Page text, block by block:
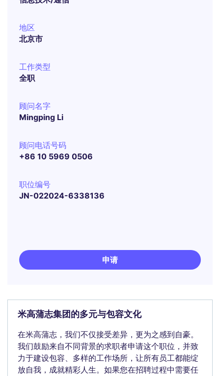
地区
北京市
工作类型
全职
顾问名字
Mingping Li
顾问电话号码
+86 10 5969 0506
职位编号
JN-022024-6338136
申请
米高蒲志集团的多元与包容文化
在米高蒲志，我们不仅接受差异，更为之感到自豪。
我们鼓励来自不同背景的求职者申请这个职位，并致
力于建设包容、多样的工作场所，让所有员工都能绽
放自我，成就精彩人生。如果您在招聘过程中需要任